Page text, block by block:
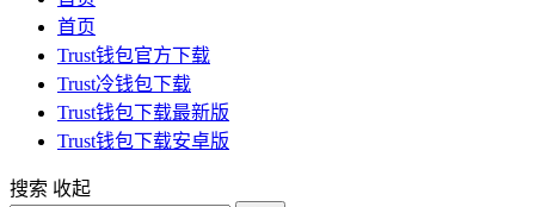
首页
Trust钱包官方下载
Trust冷钱包下载
Trust钱包下载最新版
Trust钱包下载安卓版
搜索 收起